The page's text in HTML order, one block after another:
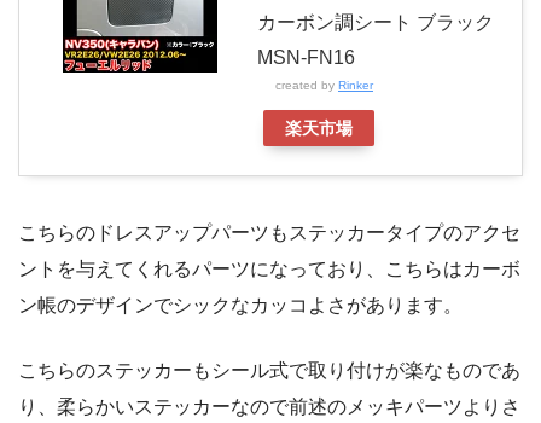
カーボン調シート ブラック
MSN-FN16
created by Rinker
楽天市場
こちらのドレスアップパーツもステッカータイプのアクセ
ントを与えてくれるパーツになっており、こちらはカーボ
ン帳のデザインでシックなカッコよさがあります。
こちらのステッカーもシール式で取り付けが楽なものであ
り、柔らかいステッカーなので前述のメッキパーツよりさ